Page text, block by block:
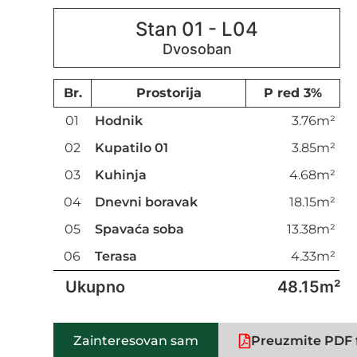
Stan 01 - L04
Br. Prostorija
P red 3%
01
Hodnik
3.76m²
02
Kupatilo 01
3.85m²
03
Kuhinja
4.68m²
04
Dnevni boravak
18.15m²
05
Spavaća soba
13.38m²
06
Terasa 4.33m²
Ukupno 48.15m²
Zainteresovan sam Preuzmite PDF